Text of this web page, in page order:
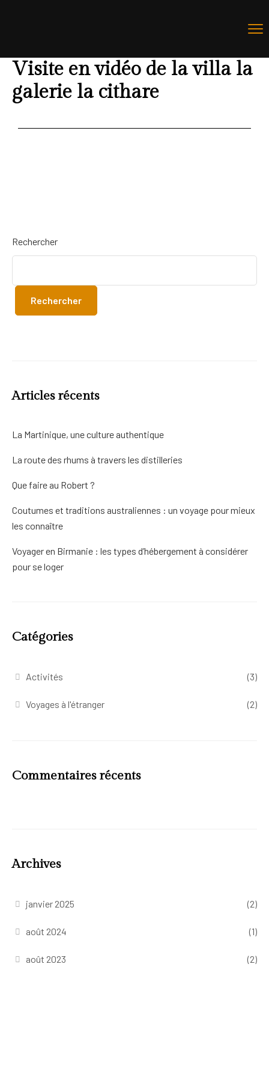
Visite en vidéo de la villa la
galerie la cithare
Rechercher
Rechercher
Articles récents
La Martinique, une culture authentique
La route des rhums à travers les distilleries
Que faire au Robert ?
Coutumes et traditions australiennes : un voyage pour mieux
les connaître
Voyager en Birmanie : les types d’hébergement à considérer
pour se loger
Catégories
Activités (3)
Voyages à l'étranger (2)
Commentaires récents
Archives
janvier 2025 (2)
août 2024 (1)
août 2023 (2)